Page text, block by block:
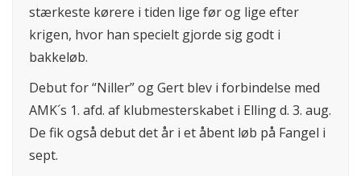
stærkeste kørere i tiden lige før og lige efter
krigen, hvor han specielt gjorde sig godt i
bakkeløb.
Debut for “Niller” og Gert blev i forbindelse med
AMK´s 1. afd. af klubmesterskabet i Elling d. 3. aug.
De fik også debut det år i et åbent løb på Fangel i
sept.